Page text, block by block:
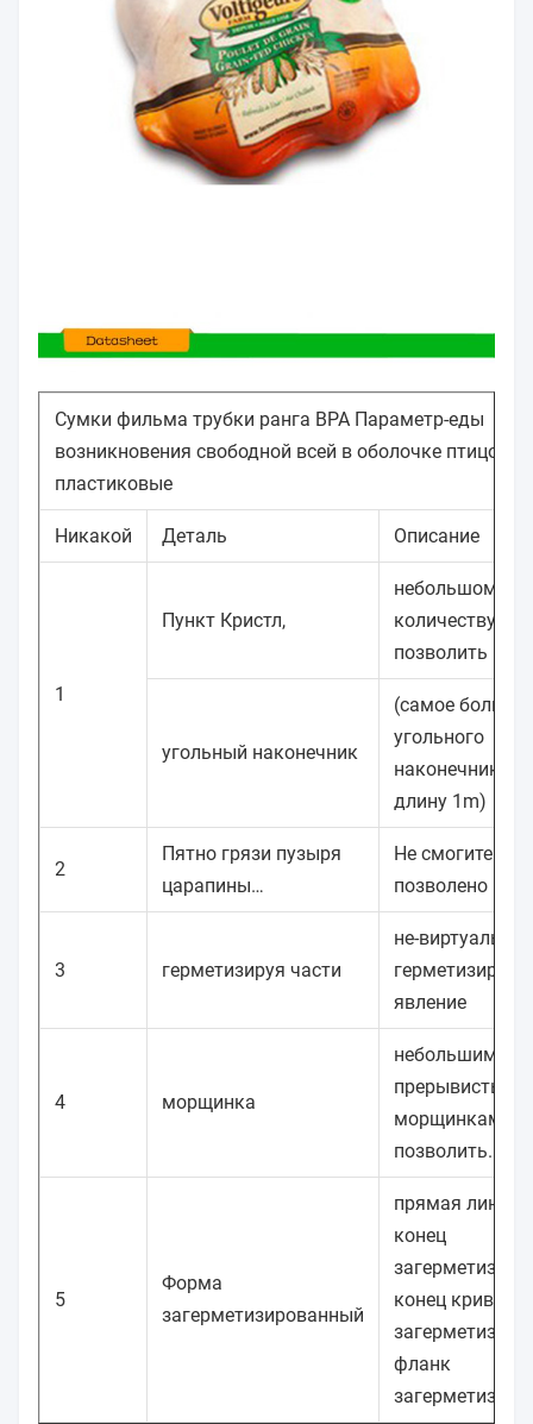
Сумки фильма трубки ранга BPA Параметр-еды
возникновения свободной всей в оболочке птицой
пластиковые
Никакой Деталь Описание
1
Пункт Кристл,
небольшому
количеству
позволить
угольный наконечник
(самое
угольного
наконечника в
длину 1m)
2
Пятно грязи пузыря
царапины…
Не смогите
позволено
3 герметизируя части
не-виртуальное
герметизируя
явление
4 морщинка
небольшим
прерывистым
морщинкам
позволить.
5
Форма
загерметизированный
прямая линия
конец
конец кривой
фланк